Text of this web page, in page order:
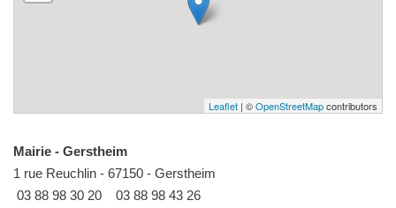
Leaflet | ©OpenStreetMapcontributors
Mairie - Gerstheim
1 rue Reuchlin - 67150 - Gerstheim
03 88 98 30 20
03 88 98 43 26